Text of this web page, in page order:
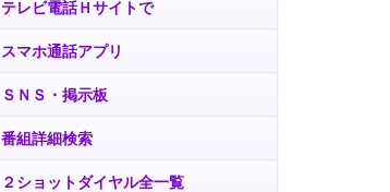
テレビ電話Ｈサイトで
スマホ通話アプリ
ＳＮＳ・掲示板
番組詳細検索
２ショットダイヤル全一覧